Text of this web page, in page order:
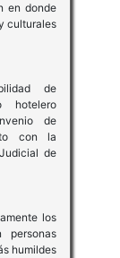
en donde
culturales
de
hotelero
de
con la
de
los
humildes